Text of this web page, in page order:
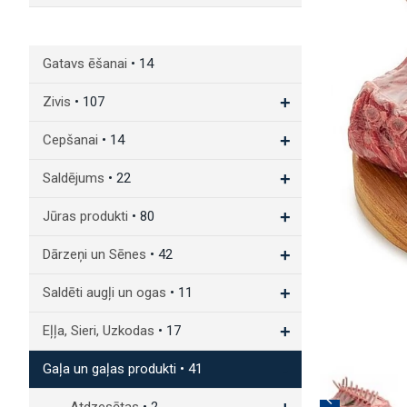
Gatavs ēšanai • 14
Zivis • 107 +
Cepšanai • 14 +
Saldējums • 22 +
Jūras produkti • 80 +
Dārzeņi un Sēnes • 42 +
Saldēti augļi un ogas • 11 +
Eļļa, Sieri, Uzkodas • 17 +
Gaļa un gaļas produkti • 41